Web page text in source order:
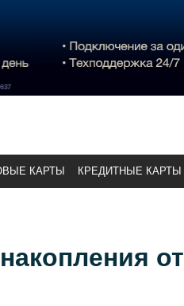
КАРТЫ КРЕДИТНЫЕ КАРТЫ
от